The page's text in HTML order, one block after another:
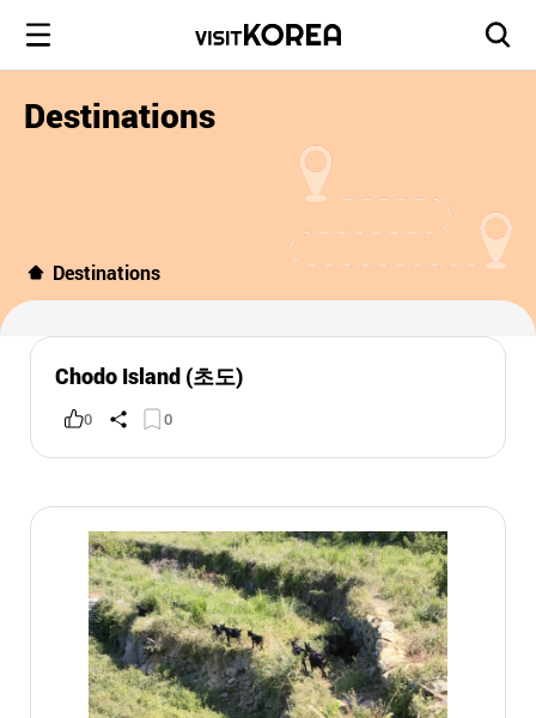
Destinations
Destinations
Chodo Island (초도)
0 0